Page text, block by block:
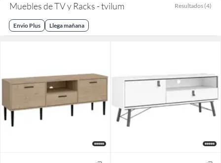
Muebles de TV y Racks - tvilum Resultados (4)
Envio Plus Llega mañana